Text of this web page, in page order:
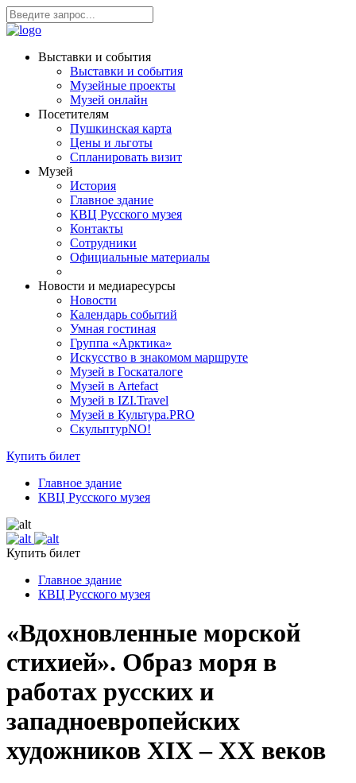
Выставки и события
Выставки и события
Музейные проекты
Музей онлайн
Посетителям
Пушкинская карта
Цены и льготы
Спланировать визит
Музей
История
Главное здание
КВЦ Русского музея
Контакты
Сотрудники
Официальные материалы
Новости и медиаресурсы
Новости
Календарь событий
Умная гостиная
Группа «Арктика»
Искусство в знакомом маршруте
Музей в Госкаталоге
Музей в Artefact
Музей в IZI.Travel
Музей в Культура.PRO
СкульптурNO!
Купить билет
Главное здание
КВЦ Русского музея
Купить билет
Главное здание
КВЦ Русского музея
«Вдохновленные морской
стихией». Образ моря в
работах русских и
западноевропейских
художников XIX – ХХ веков